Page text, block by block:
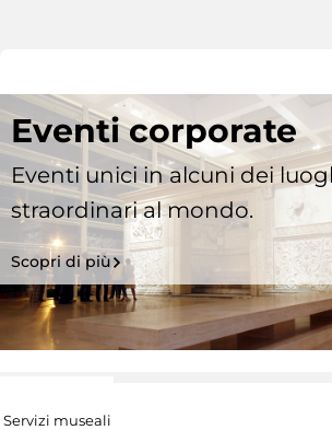
Eventi corporate
Eventi unici in alcuni dei
straordinari al mondo.
Scopri di più
Servizi museali